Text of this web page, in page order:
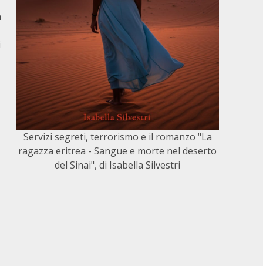
Servizi segreti, terrorismo e il romanzo "La
ragazza eritrea - Sangue e morte nel deserto
del Sinai", di Isabella Silvestri